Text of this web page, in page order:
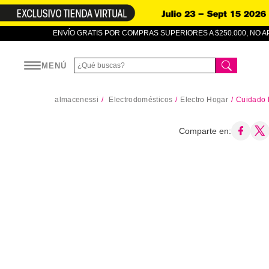
ENVÍO GRATIS POR COMPRAS SUPERIORES A $250.000, NO
MENÚ
almacenessi Electrodomésticos Electro Hogar Cuidado
Comparte en: